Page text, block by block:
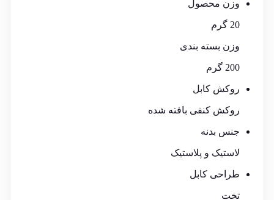
وزن محصول
20 گرم
وزن بسته بندی
200 گرم
روکش کابل
روکش کنفی بافته شده
جنس بدنه
لاستیک و پلاستیک
طراحی کابل
تخت